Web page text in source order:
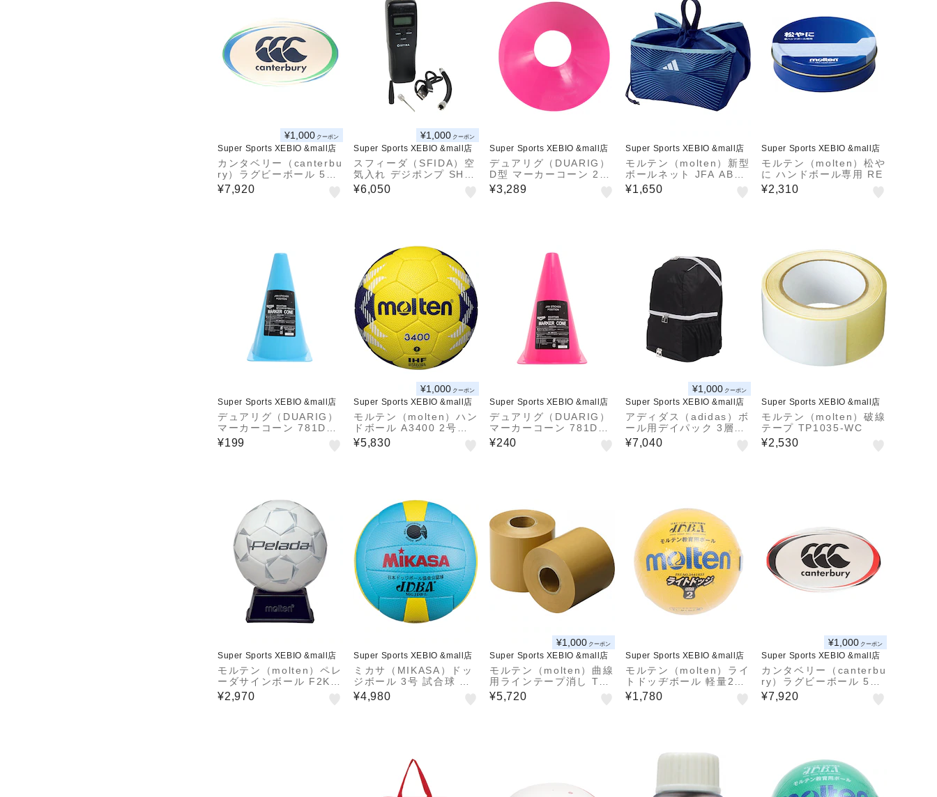
¥1,000 クーポン
Super Sports XEBIO &mall店
カンタベリー（canterbu
ry）ラグビーボール 5号
球 AA00405 24
¥7,920
¥1,000 クーポン
Super Sports XEBIO &mall店
スフィーダ（SFIDA）空
気入れ デジポンプ SH-2
5O01 BLK
¥6,050
Super Sports XEBIO &mall店
デュアリグ（DUARIG）
D型 マーカーコーン 20
個入り 5S0015-AHBL-7
81ZK PNK
¥3,289
Super Sports XEBIO &mall店
モルテン（molten）新型
ボールネット JFA ABN0
5JP
¥1,650
Super Sports XEBIO &mall店
モルテン（molten）松や
に ハンドボール専用 RE
¥2,310
Super Sports XEBIO &mall店
デュアリグ（DUARIG）
マーカーコーン 781D2Z
K8633 SAX
¥199
¥1,000 クーポン
Super Sports XEBIO &mall店
モルテン（molten）ハン
ドボール A3400 2号球
H2A3400-YN
¥5,830
Super Sports XEBIO &mall店
デュアリグ（DUARIG）
マーカーコーン 781D2Z
K8633 PNK
¥240
¥1,000 クーポン
Super Sports XEBIO &mall店
アディダス（adidas）ボ
ール用デイパック 3層タ
イプ 24L ADP42BK
¥7,040
Super Sports XEBIO &mall店
モルテン（molten）破線
テープ TP1035-WC
¥2,530
Super Sports XEBIO &mall店
モルテン（molten）ペレ
ーダサインボール F2K5
00-W
¥2,970
Super Sports XEBIO &mall店
ミカサ（MIKASA）ドッ
ジボール 3号 試合球 MG
JDB-L 検定球 自主練
¥4,980
¥1,000 クーポン
Super Sports XEBIO &mall店
モルテン（molten）曲線
用ラインテープ消し TM
0017
¥5,720
Super Sports XEBIO &mall店
モルテン（molten）ライ
トドッヂボール 軽量2号
球 ジュニア SLD2LSK
¥1,780
¥1,000 クーポン
Super Sports XEBIO &mall店
カンタベリー（canterbu
ry）ラグビーボール 5号
球 AA00405 19
¥7,920